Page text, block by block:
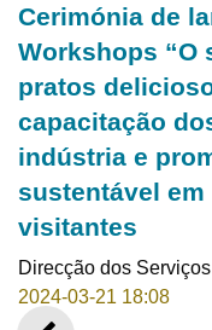
Cerimónia de
Workshops “O
pratos
capacitação
indústria e
sustentável
visitantes
Direcção dos
2024-03-21 18:08